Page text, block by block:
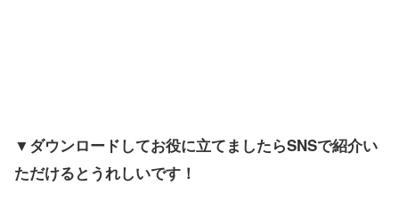
▼ダウンロードしてお役に立てましたらSNSで紹介い
ただけるとうれしいです！